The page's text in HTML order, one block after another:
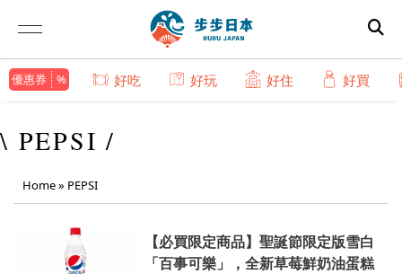
優惠券 好吃 好玩 好住 好買
\ PEPSI /
Home» PEPSI
【必買限定商品】聖誕節限定版雪白
「百事可樂」，全新草莓鮮奶油蛋糕